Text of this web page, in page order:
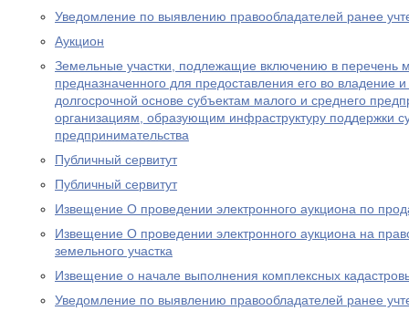
Уведомление по выявлению правообладателей ранее
Аукцион
Земельные участки, подлежащие включению в перечень
предназначенного для предоставления его во владение
долгосрочной основе субъектам малого и среднего
организациям, образующим инфраструктуру поддержки
предпринимательства
Публичный сервитут
Публичный сервитут
Извещение О проведении электронного аукциона по
Извещение О проведении электронного аукциона на
земельного участка
Извещение о начале выполнения комплексных
Уведомление по выявлению правообладателей ранее